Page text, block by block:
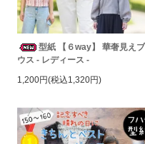
型紙 【６way】 華奢見え
ウス - レディース -
1,200円(税込1,320円)